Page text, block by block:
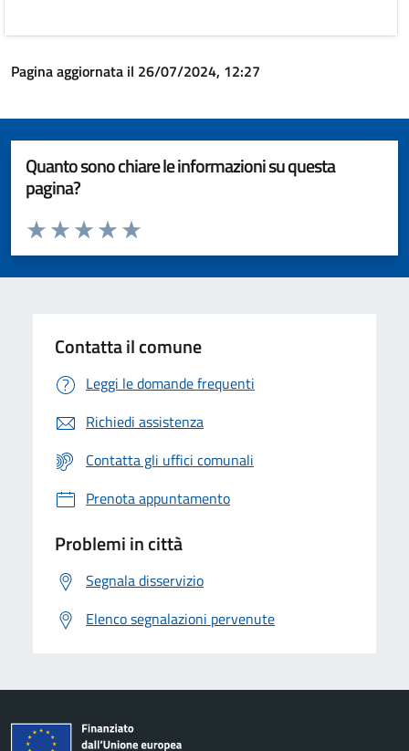
Pagina aggiornata il 26/07/2024, 12:27
Quanto sono chiare le informazioni su questa
pagina?
Valuta da 1 a 5 stelle la pagina
Valuta 5 stelle su 5
Valuta 4 stelle su 5
Valuta 3 stelle su 5
Valuta 2 stelle su 5
Valuta 1 stelle su 5
Contatta il comune
Leggi le domande frequenti
Richiedi assistenza
Contatta gli uffici comunali
Prenota appuntamento
Problemi in città
Segnala disservizio
Elenco segnalazioni pervenute